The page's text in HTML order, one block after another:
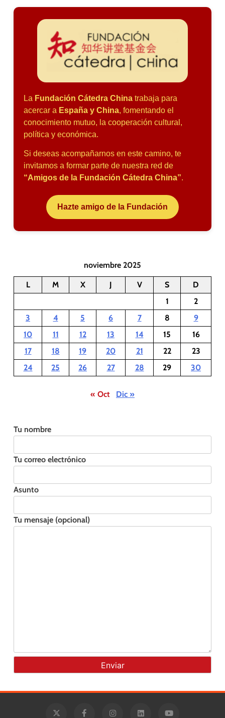
La Fundación Cátedra China trabaja para
acercar a España y China, fomentando el
conocimiento mutuo, la cooperación cultural,
política y económica.
Si deseas acompañarnos en este camino, te
invitamos a formar parte de nuestra red de
“Amigos de la Fundación Cátedra China”.
Hazte amigo de la Fundación
noviembre 2025
L M X J V S
D
1
2
3
4 5 6 7 8
9
10
11 12 13 14 15
16
17
18 19 20 21 22
23
24
25 26 27 28 29 30
« Oct Dic »
Tu nombre
Tu correo electrónico
Asunto
Tu mensaje (opcional)